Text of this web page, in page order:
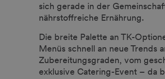
sich gerade in der
nährstoffreiche Ernährung.
Die breite Palette an TK-
Menüs schnell an neue Trends
Zubereitungsgraden, vom
exklusive Catering-Event – da